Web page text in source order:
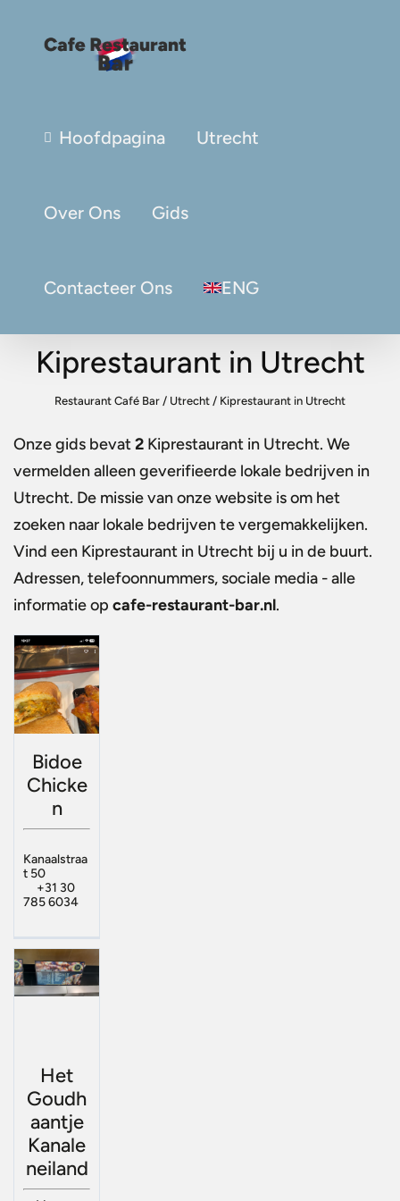
Hoofdpagina Utrecht
Over Ons Gids
Contacteer Ons ENG
Kiprestaurant in Utrecht
Restaurant Café Bar / Utrecht / Kiprestaurant in Utrecht
Onze gids bevat2 Kiprestaurant in Utrecht. We
vermelden alleen geverifieerde lokale bedrijven in
Utrecht. De missie van onze website is om het
zoeken naar lokale bedrijven te vergemakkelijken.
Vind een Kiprestaurant in Utrecht bij u in de buurt.
Adressen, telefoonnummers, sociale media - alle
informatie op cafe-restaurant-bar.nl.
Bidoe
Chicke
n
Kanaalstraa
t 50
+31 30
785 6034
Het
Goudh
aantje
Kanale
neiland